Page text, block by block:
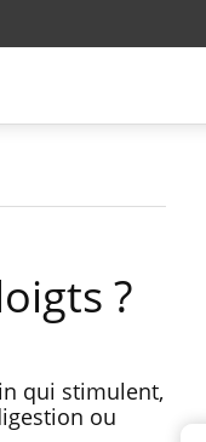
?
qui stimulent,
ou